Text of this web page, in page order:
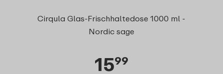
Cirqula Glas-Frischhaltedose 1000 ml -
Nordic sage
1599